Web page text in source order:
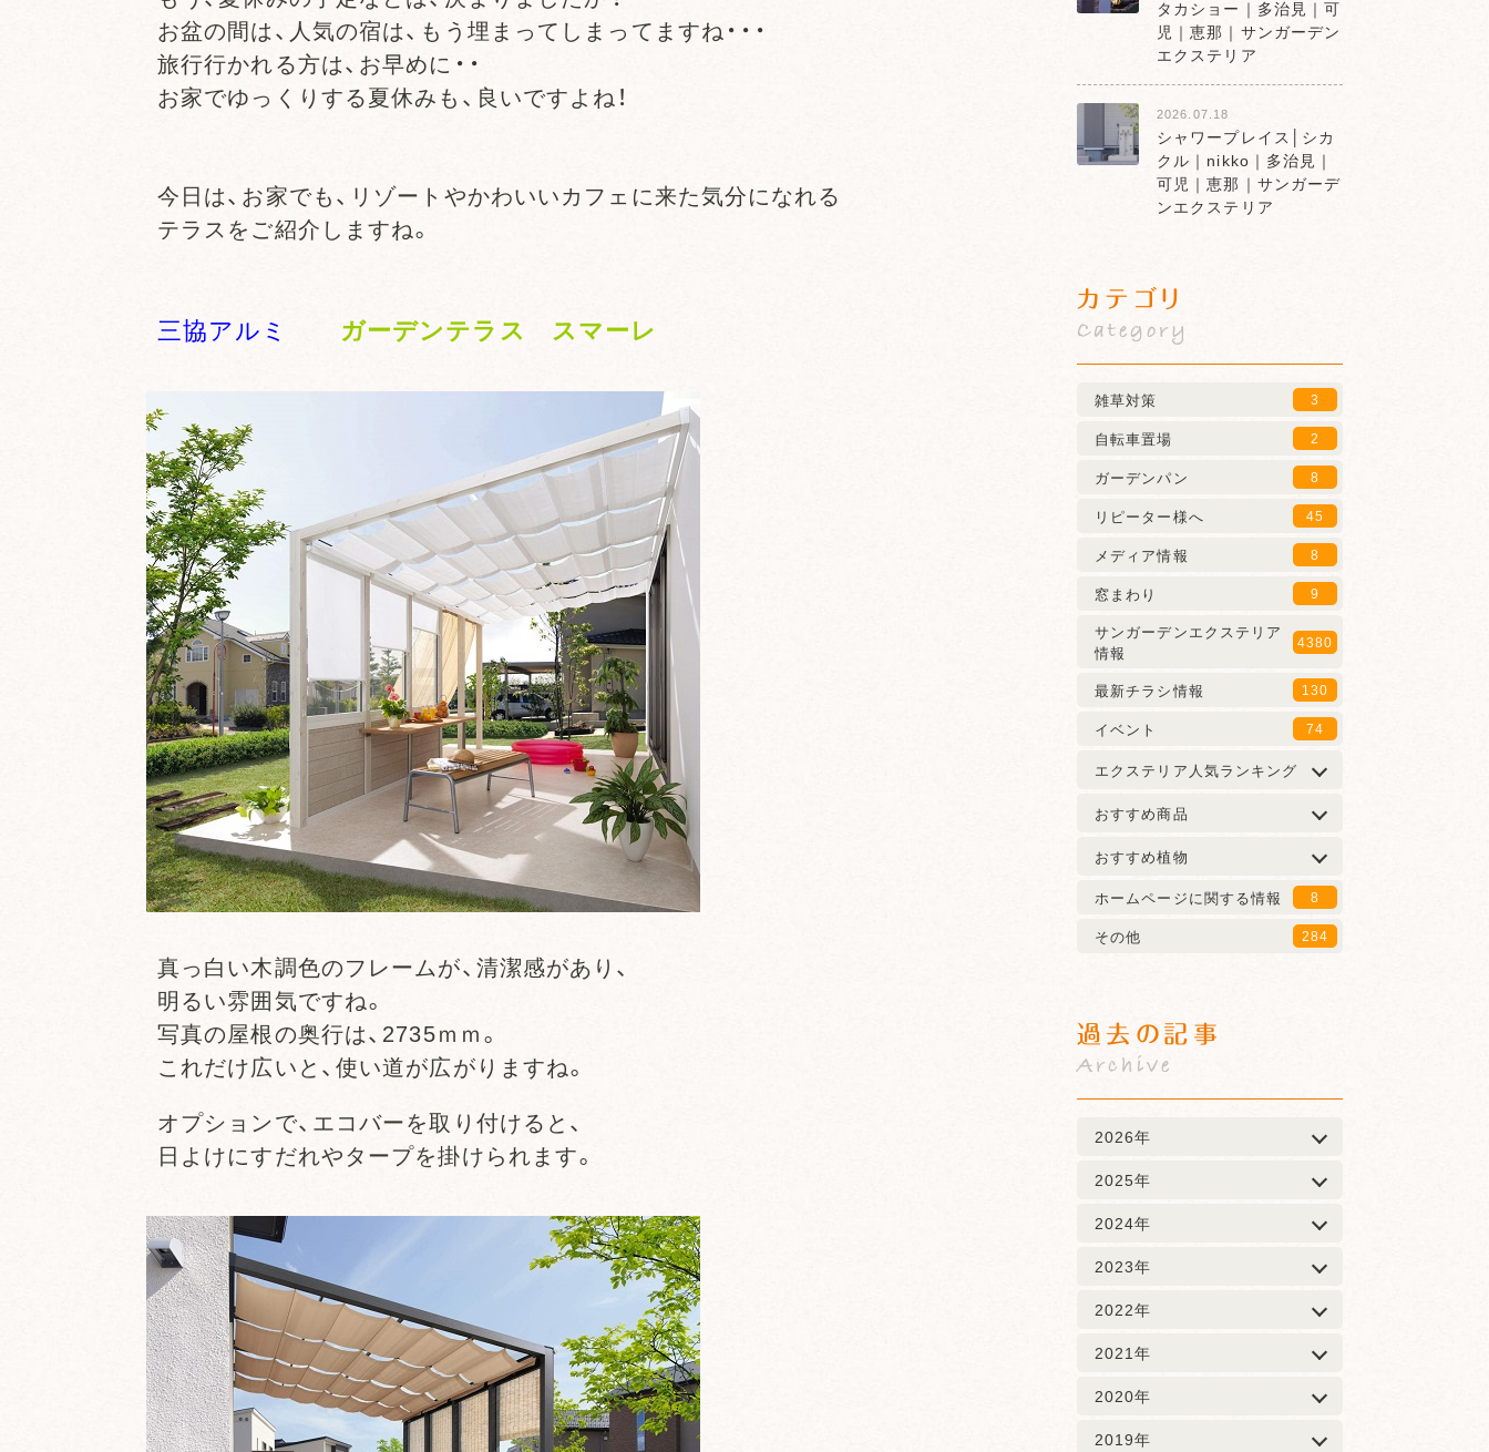
お盆の間は、人気の宿は、もう埋まってしまってますね・・・
旅行行かれる方は、お早めに・・
お家でゆっくりする夏休みも、良いですよね！
今日は、お家でも、リゾートやかわいいカフェに来た気分になれる
テラスをご紹介しますね。
三協アルミ ガーデンテラス スマーレ
真っ白い木調色のフレームが、清潔感があり、
明るい雰囲気ですね。
写真の屋根の奥行は、2735ｍｍ。
これだけ広いと、使い道が広がりますね。
オプションで、エコバーを取り付けると、
日よけにすだれやタープを掛けられます。
タカショー｜多治見｜可
児｜恵那｜サンガーデン
エクステリア
2026.07.18
シャワープレイス│シカ
クル｜nikko｜多治見｜
可児｜恵那｜サンガーデ
ンエクステリア
カテゴリ
Category
雑草対策 3
自転車置場 2
ガーデンパン 8
リピーター様へ 45
メディア情報 8
窓まわり 9
サンガーデンエクステリア
情報
4380
最新チラシ情報 130
イベント 74
エクステリア人気ランキング
おすすめ商品
おすすめ植物
ホームページに関する情報
8
その他 284
過去の記事
Archive
2026年
2025年
2024年
2023年
2022年
2021年
2020年
2019年